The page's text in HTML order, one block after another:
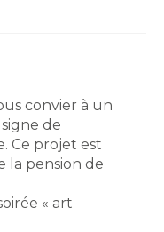
convier à un
de
Ce projet est
la pension de
« art